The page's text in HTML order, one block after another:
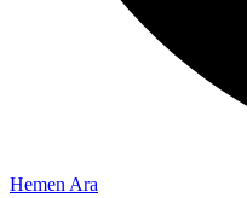
Hemen Ara